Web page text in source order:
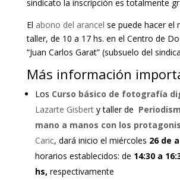
sindicato la inscripción es totalmente
El abono del arancel se puede hacer el
taller, de 10 a 17 hs. en el Centro de
“Juan Carlos Garat” (subsuelo del
Más información
Los Curso básico de fotografía
Lazarte Gisberty taller de
mano a manos con los
Caric, dará inicio el miércoles 26 de
horarios establecidos: de 14:30 a
hs, respectivamente